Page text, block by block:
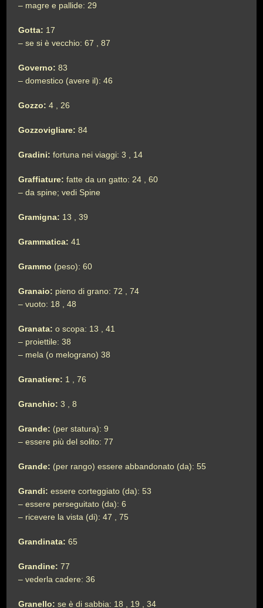
– magre e pallide: 29
Gotta: 17
– se si è vecchio: 67 , 87
Governo: 83
– domestico (avere il): 46
Gozzo: 4 , 26
Gozzovigliare: 84
Gradini:fortuna nei viaggi: 3 , 14
Graffiature: fatte da un gatto: 24 , 60
– da spine; vedi Spine
Gramigna: 13 , 39
Grammatica: 41
Grammo (peso): 60
Granaio: pieno di grano: 72 , 74
– vuoto: 18 , 48
Granata: o scopa: 13 , 41
– proiettile: 38
– mela (o melograno) 38
Granatiere: 1 , 76
Granchio: 3 , 8
Grande: (per statura): 9
– essere più del solito: 77
Grande: (per rango) essere abbandonato (da): 55
Grandi: essere corteggiato (da): 53
– essere perseguitato (da): 6
– ricevere la vista (di): 47 , 75
Grandinata: 65
Grandine: 77
– vederla cadere: 36
Granello: se è di sabbia: 18 , 19 , 34